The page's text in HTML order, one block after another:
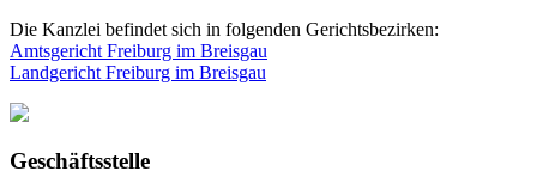
Die Kanzlei befindet sich in folgenden Gerichtsbezirken:
Amtsgericht Freiburg im Breisgau
Landgericht Freiburg im Breisgau
Geschäftsstelle